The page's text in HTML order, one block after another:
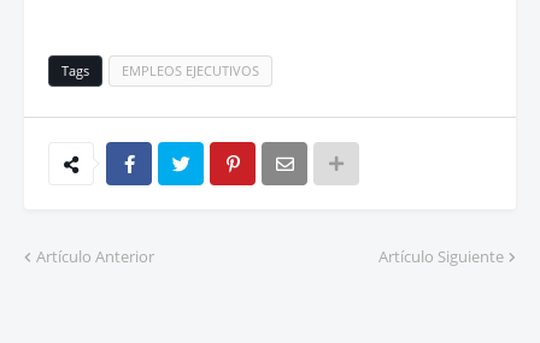
Tags EMPLEOS EJECUTIVOS
Artículo Anterior Artículo Siguiente